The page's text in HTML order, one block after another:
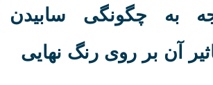
به چگونگی سابیدن
آن بر روی رنگ نهایی